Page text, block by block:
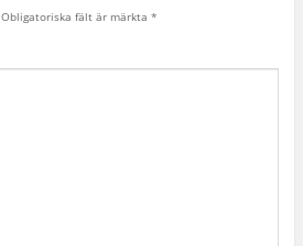
Obligatoriska fält är märkta *